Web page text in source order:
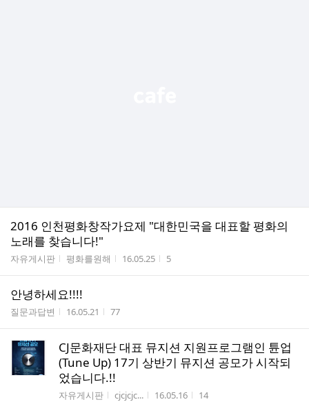
2016 인천평화창작가요제 "대한민국을 대표할 평화의
노래를 찾습니다!"
게시판명
자유게시판 작성자
평화를원해 작성시간
16.05.25 조회수
5
안녕하세요!!!!
게시판명
질문과답변 작성시간
16.05.21 조회수
77
CJ문화재단 대표 뮤지션 지원프로그램인 튠업
(Tune Up) 17기 상반기 뮤지션 공모가 시작되
었습니다.!!
게시판명
자유게시판 작성자
cjcjcjc... 작성시간
16.05.16 조회수
14